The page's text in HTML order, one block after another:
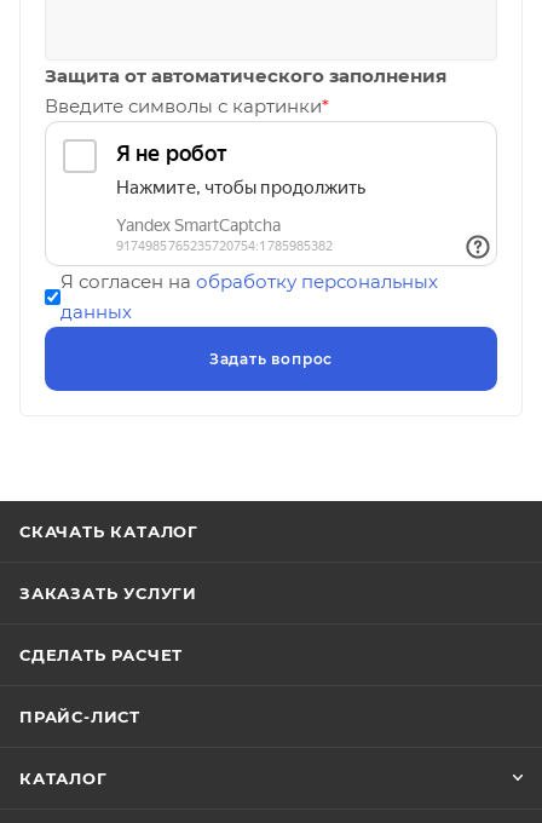
Защита от автоматического заполнения
Введите символы с картинки*
Я согласен на обработку персональных
данных
СКАЧАТЬ КАТАЛОГ
ЗАКАЗАТЬ УСЛУГИ
СДЕЛАТЬ РАСЧЕТ
ПРАЙС-ЛИСТ
КАТАЛОГ